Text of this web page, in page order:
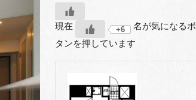
現在 +6
名が気になるボ
タンを押しています